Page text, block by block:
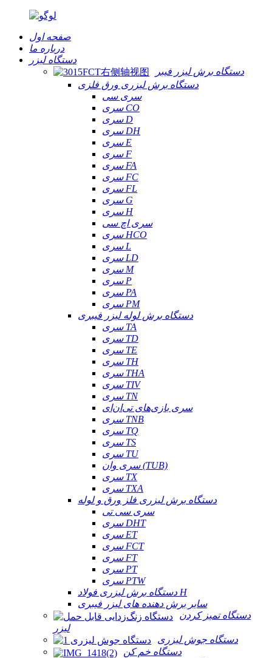
صفحه اول
درباره ما
دستگاه لیزر
دستگاه برش لیزر فیبر
دستگاه برش لیزری ورق فلزی
سری سی
سری CO
سری D
سری DH
سری E
سری F
سری FA
سری FC
سری FL
سری G
سری H
سری اچ سی
سری HCO
سری L
سری LD
سری M
سری P
سری PA
سری PM
دستگاه برش لوله لیزر فیبری
سری TA
سری TD
سری TE
سری TH
سری THA
سری TIV
سری TN
سری بازی‌های تی‌ان‌ای
سری TNB
سری TQ
سری TS
سری TU
سری وان (TUB)
سری TX
سری TXA
دستگاه برش لیزری فلز ورق و لوله
سری سی تی
سری DHT
سری ET
سری FCT
سری FT
سری PT
سری PTW
دستگاه برش لیزری فولاد H
سایر برش دهنده های لیزر فیبری
دستگاه تمیز کردن
لیزر
دستگاه جوش لیزری
دستگاه خم کن